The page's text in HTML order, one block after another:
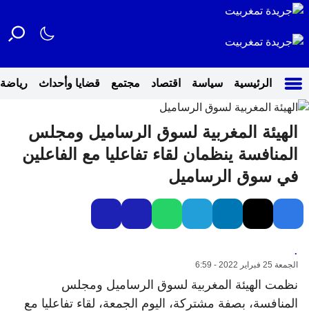
الرئيسية سياسة اقتصاد مجتمع قضايا وأحداث رياضة
الهيئة المغربية لسوق الرساميل ومجلس
المنافسة ينظمان لقاء تفاعليا مع الفاعلين
في سوق الرساميل
.
الجمعة 25 فبراير 2022 - 6:59
نظمت الهيئة المغربية لسوق الرساميل ومجلس
المنافسة، بصفة مشتركة، اليوم الجمعة، لقاء تفاعليا مع